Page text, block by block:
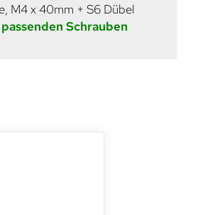
M4 x 40mm + S6 Dübel
Schrauben